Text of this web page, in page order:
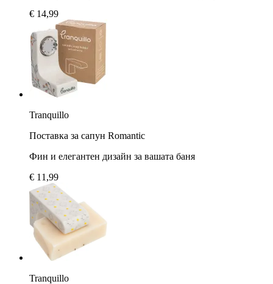
€ 14,99
Tranquillo
Поставка за сапун Romantic
Фин и елегантен дизайн за вашата баня
€ 11,99
Tranquillo